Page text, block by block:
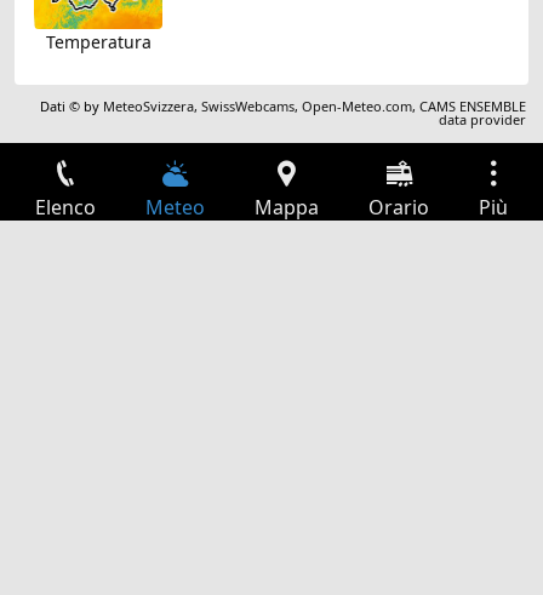
Temperatura
Dati © by MeteoSvizzera,SwissWebcams,Open-Meteo.com,CAMS ENSEMBLE
data provider
Elenco Meteo Mappa Orario Più